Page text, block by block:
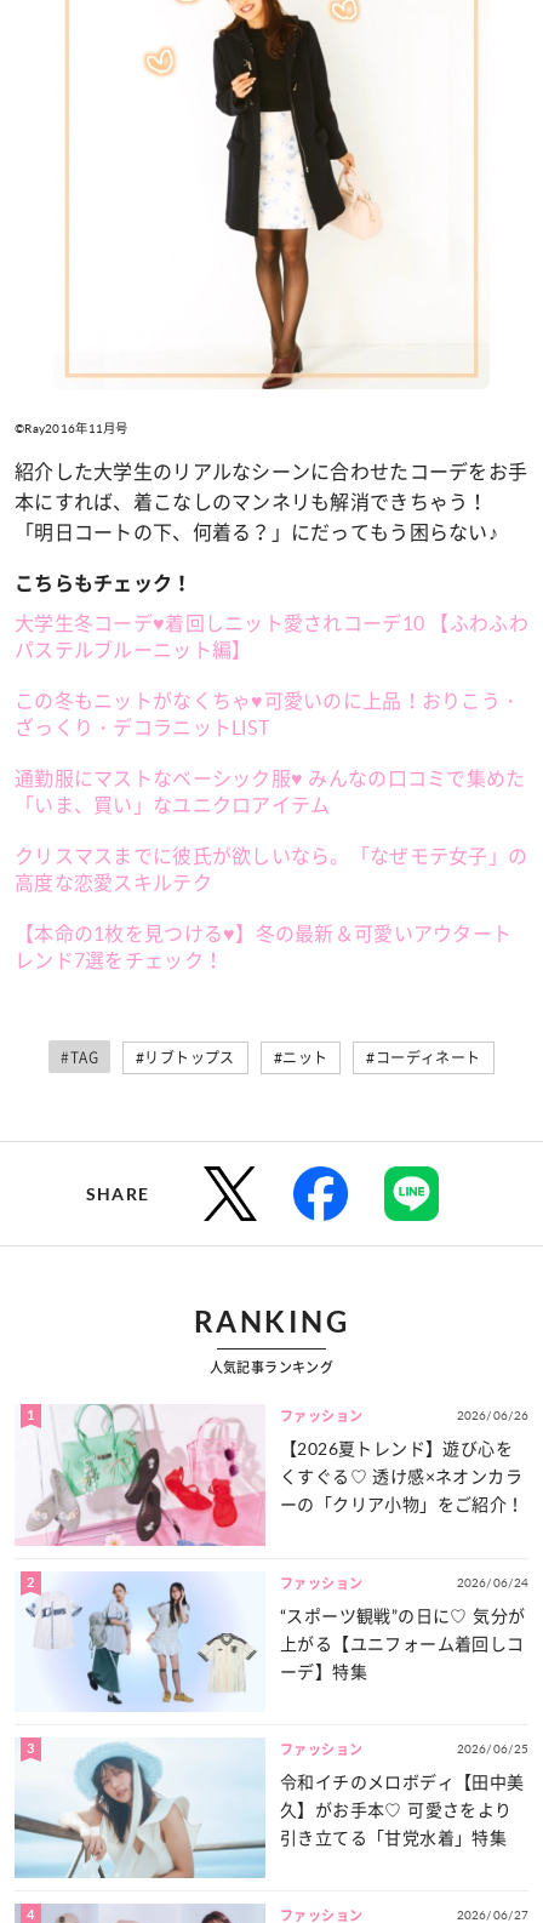
©Ray2016年11月号
紹介した大学生のリアルなシーンに合わせたコーデをお手
本にすれば、着こなしのマンネリも解消できちゃう！
「明日コートの下、何着る？」にだってもう困らない♪
こちらもチェック！
大学生冬コーデ♥着回しニット愛されコーデ10 【ふわふわ
パステルブルーニット編】
この冬もニットがなくちゃ♥可愛いのに上品！おりこう・
ざっくり・デコラニットLIST
通勤服にマストなベーシック服♥ みんなの口コミで集めた
「いま、買い」なユニクロアイテム
クリスマスまでに彼氏が欲しいなら。「なぜモテ女子」の
高度な恋愛スキルテク
【本命の1枚を見つける♥】冬の最新＆可愛いアウタート
レンド7選をチェック！
#TAG #リブトップス #ニット #コーディネート
SHARE
RANKING
人気記事ランキング
1 ファッション 2026/06/26
【2026夏トレンド】遊び心を
くすぐる♡ 透け感×ネオンカラ
ーの「クリア小物」をご紹介！
2 ファッション 2026/06/24
“スポーツ観戦”の日に♡ 気分が
上がる【ユニフォーム着回しコ
ーデ】特集
3 ファッション 2026/06/25
令和イチのメロボディ【田中美
久】がお手本♡ 可愛さをより
引き立てる「甘党水着」特集
4 ファッション 2026/06/27